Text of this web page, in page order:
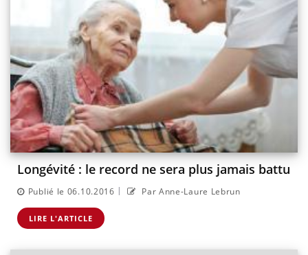
Longévité : le record ne sera plus jamais battu
Publié le 06.10.2016 | Par Anne-Laure Lebrun
LIRE L'ARTICLE